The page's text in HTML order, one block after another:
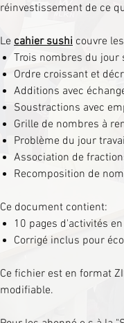
réinvestissement de ce
Le cahier sushi couvre
Trois nombres du jour
Ordre croissant et
Additions avec
Soustractions avec
Grille de nombres à
Problème du jour
Association de
Recomposition de
Ce document contient:
10 pages d'activités
Corrigé inclus pour
Ce fichier est en format
modifiable.